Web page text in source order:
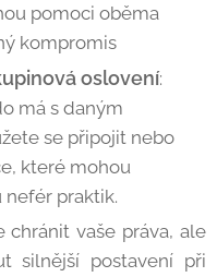
pomoci oběma
kompromis
oslovení:
má s daným
se připojit nebo
které mohou
praktik.
chránit vaše práva, ale
silnější postavení při